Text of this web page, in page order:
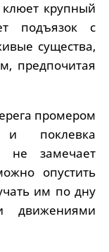
крупный
подъязок с
существа,
предпочитая
промером
поклевка
не замечает
опустить
им по дну
движениями